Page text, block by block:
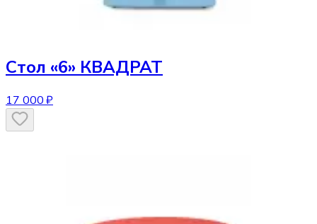
Стол «6» КВАДРАТ
17 000 ₽